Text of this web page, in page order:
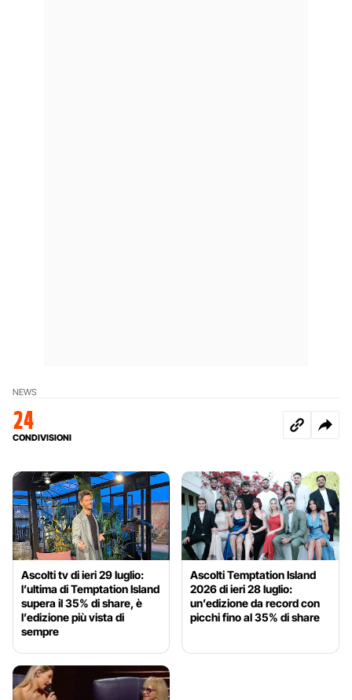
NEWS
24
CONDIVISIONI
Ascolti tv di ieri 29 luglio:
l’ultima di Temptation Island
supera il 35% di share, è
l’edizione più vista di
sempre
Ascolti Temptation Island
2026 di ieri 28 luglio:
un’edizione da record con
picchi fino al 35% di share